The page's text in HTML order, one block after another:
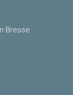
Bresse